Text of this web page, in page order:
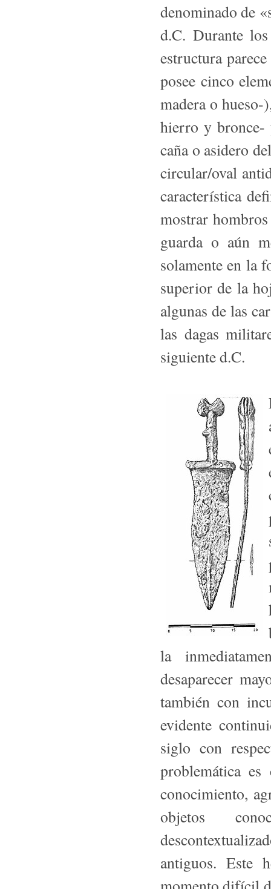
denominado de
d.C. Durante
estructura
posee cinco
madera o
hierro y bronce-
caña o asidero
circular/oval
caracterís­tica
mostrar
guarda o aún
solamente en la
superior de la
algunas de las
las dagas
siguiente d.C.
la
desaparecer
también con
evidente
siglo con
problemática
conocimiento,
objetos
antiguos. Este